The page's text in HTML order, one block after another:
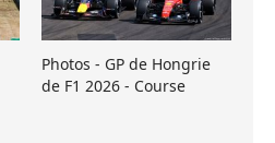
Photos - GP de Hongrie
de F1 2026 - Course